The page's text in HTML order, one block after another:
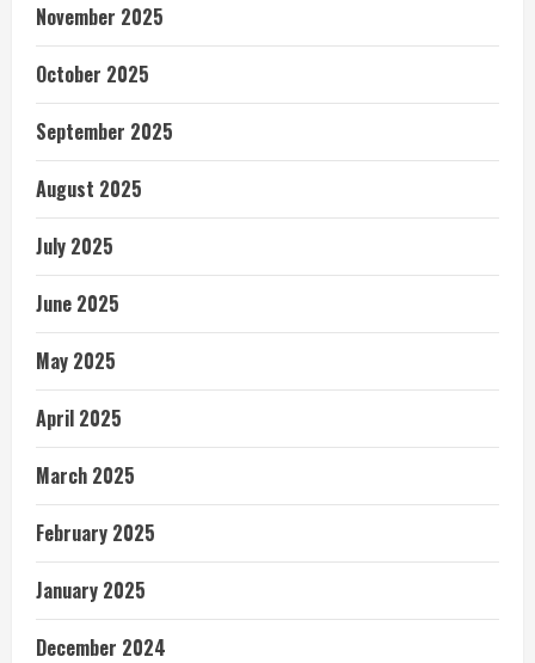
November 2025
October 2025
September 2025
August 2025
July 2025
June 2025
May 2025
April 2025
March 2025
February 2025
January 2025
December 2024